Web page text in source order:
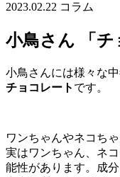
2023.02.22 コラム
小鳥さん 「チ
小鳥さんには様々な
チョコレート です。
ワンちゃんやネコち
実はワンちゃん、ネ
能性があります。成